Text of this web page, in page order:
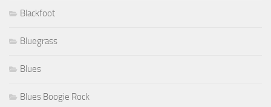
Blackfoot
Bluegrass
Blues
Blues Boogie Rock